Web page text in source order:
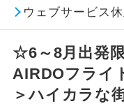
ウェブサービス
☆6～8月出発
AIRDOフライ
＞ハイカラな
現地添乗員同
バスガイド乗
務
航空会社が設
賃」を利用し
お申し込み時
よって料金が